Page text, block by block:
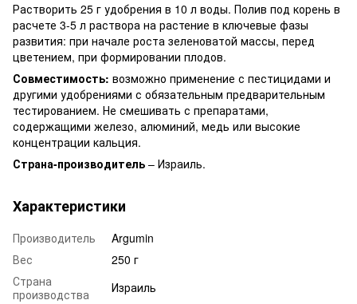
Растворить 25 г удобрения в 10 л воды. Полив под корень в
расчете 3-5 л раствора на растение в ключевые фазы
развития: при начале роста зеленоватой массы, перед
цветением, при формировании плодов.
Совместимость: возможно применение с пестицидами и
другими удобрениями с обязательным предварительным
тестированием. Не смешивать с препаратами,
содержащими железо, алюминий, медь или высокие
концентрации кальция.
Страна-производитель – Израиль.
Характеристики
Производитель
Argumin
Вес
250 г
Страна
производства
Израиль